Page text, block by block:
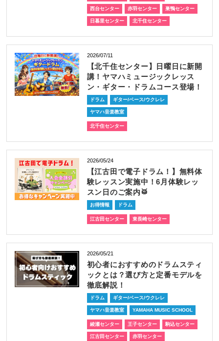
西台センター 赤羽センター 巣鴨センター
日暮里センター 北千住センター
2026/07/11
【北千住センター】日曜日に新開
講！ヤマハミュージックレッス
ン・ギター・ドラムコース登場！
ドラム ギター/ベース/ウクレレ
ヤマハ音楽教室
北千住センター
2026/05/24
【江古田で電子ドラム！】無料体
験レッスン実施中！6月体験レッ
スン日のご案内🥁
お得情報 ドラム
江古田センター 東長崎センター
2026/05/21
初心者におすすめのドラムスティ
ックとは？選び方と定番モデルを
徹底解説！
ドラム ギター/ベース/ウクレレ
ヤマハ音楽教室 YAMAHA MUSIC SCHOOL
綾瀬センター 王子センター 駒込センター
江古田センター 赤羽センター